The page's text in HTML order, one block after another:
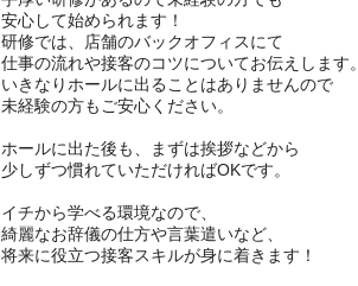
安心して始められます！
研修では、店舗のバックオフィスにて
仕事の流れや接客のコツについてお伝えします。
いきなりホールに出ることはありませんので
未経験の方もご安心ください。
ホールに出た後も、まずは挨拶などから
少しずつ慣れていただければOKです。
イチから学べる環境なので、
綺麗なお辞儀の仕方や言葉遣いなど、
将来に役立つ接客スキルが身に着きます！